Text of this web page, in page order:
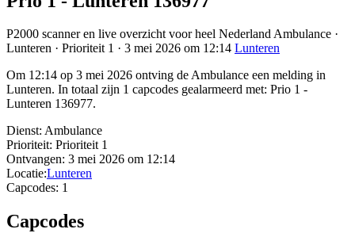
P2000 scanner en live overzicht voor heel Nederland Ambulance ·
Lunteren · Prioriteit 1 · 3 mei 2026 om 12:14 Lunteren
Om 12:14 op 3 mei 2026 ontving de Ambulance een melding in
Lunteren. In totaal zijn 1 capcodes gealarmeerd met: Prio 1 -
Lunteren 136977.
Dienst: Ambulance
Prioriteit: Prioriteit 1
Ontvangen: 3 mei 2026 om 12:14
Locatie:Lunteren
Capcodes: 1
Capcodes